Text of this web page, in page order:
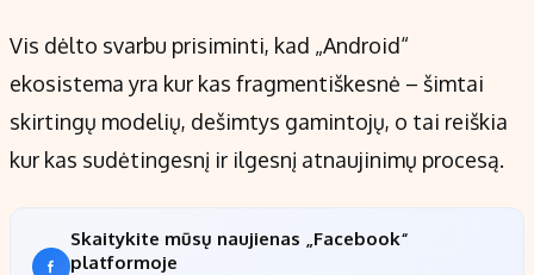
Vis dėlto svarbu prisiminti, kad „Android“
ekosistema yra kur kas fragmentiškesnė – šimtai
skirtingų modelių, dešimtys gamintojų, o tai reiškia
kur kas sudėtingesnį ir ilgesnį atnaujinimų procesą.
Skaitykite mūsų naujienas „Facebook“
platformoje